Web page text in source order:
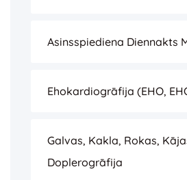
Asinsspiediena Diennakts
Ehokardiogrāfija (EHO,
Galvas, Kakla, Rokas,
Doplerogrāfija